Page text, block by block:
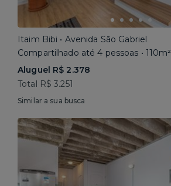
Itaim Bibi • Avenida São Gabriel
Compartilhado até 4 pessoas • 110m²
Aluguel R$ 2.378
Total R$ 3.251
Similar a sua busca